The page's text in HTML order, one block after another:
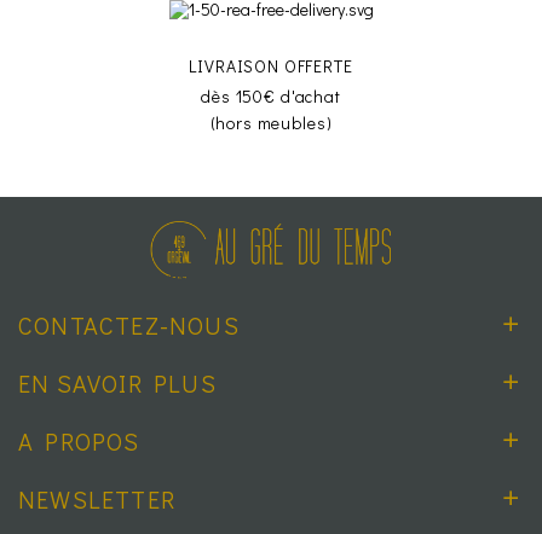
LIVRAISON OFFERTE
dès 150€ d'achat
(hors meubles)
CONTACTEZ-NOUS
EN SAVOIR PLUS
A PROPOS
NEWSLETTER